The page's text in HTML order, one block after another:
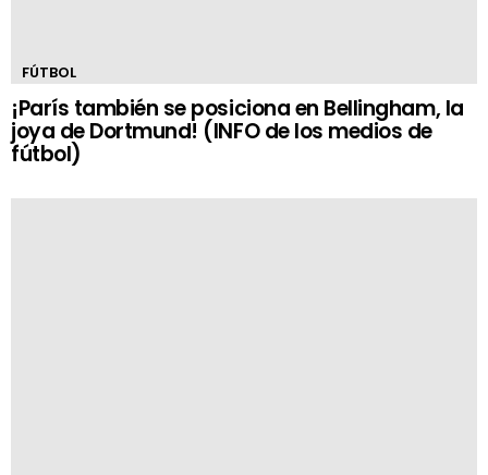
FÚTBOL
¡París también se posiciona en Bellingham, la
joya de Dortmund! (INFO de los medios de
fútbol)